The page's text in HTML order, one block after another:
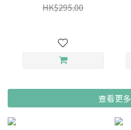
HK$295.00
查看更多